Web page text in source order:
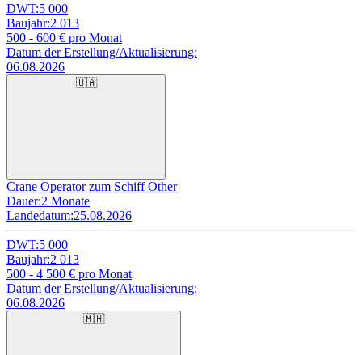
DWT:5 000
Baujahr:2 013
500 - 600 € pro Monat
Datum der Erstellung/Aktualisierung:
06.08.2026
🇺🇦
Crane Operator zum Schiff Other
Dauer:2 Monate
Landedatum:25.08.2026
DWT:5 000
Baujahr:2 013
500 - 4 500 € pro Monat
Datum der Erstellung/Aktualisierung:
06.08.2026
🇲🇭